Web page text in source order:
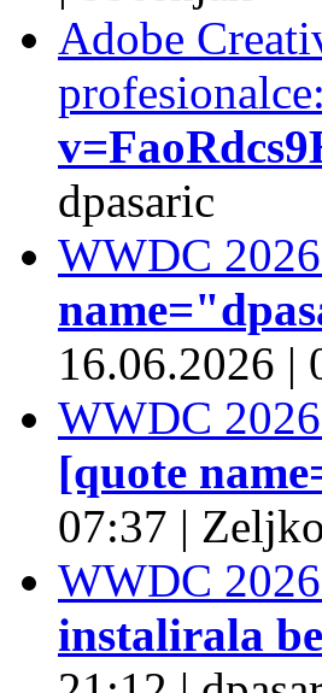
Adobe
profesionalce:
dpasaric
WWDC
16.06.2026 |
WWDC
[quote
07:37 |
WWDC
instalirala